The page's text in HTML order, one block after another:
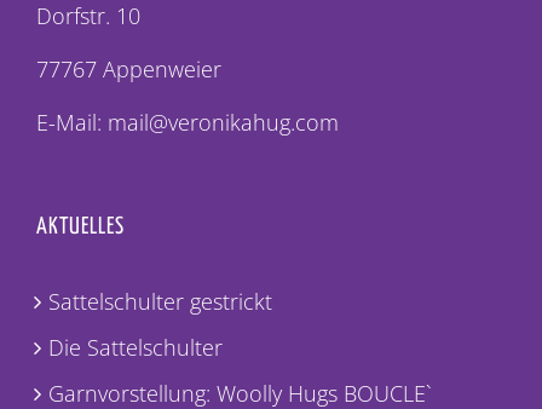
Dorfstr. 10
77767 Appenweier
E-Mail: mail@veronikahug.com
AKTUELLES
Sattelschulter gestrickt
Die Sattelschulter
Garnvorstellung: Woolly Hugs BOUCLE`